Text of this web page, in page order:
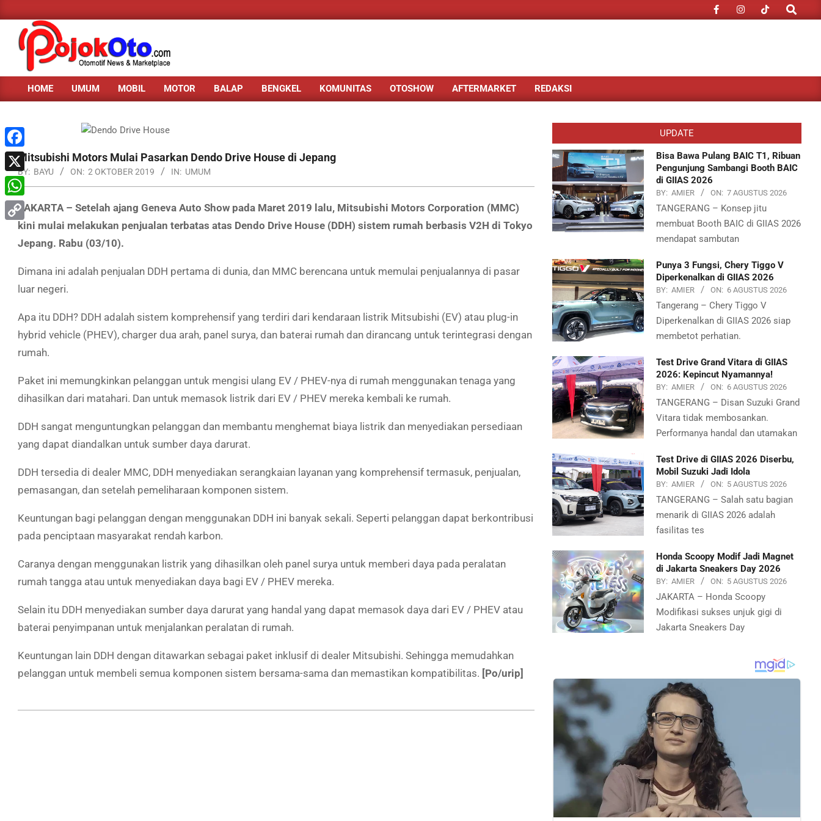
to
content
Search
Primary
Menu
HOME UMUM MOBIL MOTOR BALAP BENGKEL KOMUNITAS OTOSHOW AFTERMARKET REDAKSI
Mitsubishi Motors Mulai Pasarkan Dendo Drive House di Jepang
BY: BAYU ON: 2 OKTOBER 2019 IN: UMUM
JAKARTA – Setelah ajang Geneva Auto Show pada Maret 2019 lalu, Mitsubishi Motors Corporation (MMC)
kini mulai melakukan penjualan terbatas atas Dendo Drive House (DDH) sistem rumah berbasis V2H di Tokyo
Jepang. Rabu (03/10).
Dimana ini adalah penjualan DDH pertama di dunia, dan MMC berencana untuk memulai penjualannya di pasar
luar negeri.
Apa itu DDH? DDH adalah sistem komprehensif yang terdiri dari kendaraan listrik Mitsubishi (EV) atau plug-in
hybrid vehicle (PHEV), charger dua arah, panel surya, dan baterai rumah dan dirancang untuk terintegrasi dengan
rumah.
Paket ini memungkinkan pelanggan untuk mengisi ulang EV / PHEV-nya di rumah menggunakan tenaga yang
dihasilkan dari matahari. Dan untuk memasok listrik dari EV / PHEV mereka kembali ke rumah.
DDH sangat menguntungkan pelanggan dan membantu menghemat biaya listrik dan menyediakan persediaan
yang dapat diandalkan untuk sumber daya darurat.
DDH tersedia di dealer MMC, DDH menyediakan serangkaian layanan yang komprehensif termasuk, penjualan,
pemasangan, dan setelah pemeliharaan komponen sistem.
Keuntungan bagi pelanggan dengan menggunakan DDH ini banyak sekali. Seperti pelanggan dapat berkontribusi
pada penciptaan masyarakat rendah karbon.
Caranya dengan menggunakan listrik yang dihasilkan oleh panel surya untuk memberi daya pada peralatan
rumah tangga atau untuk menyediakan daya bagi EV / PHEV mereka.
Selain itu DDH menyediakan sumber daya darurat yang handal yang dapat memasok daya dari EV / PHEV atau
baterai penyimpanan untuk menjalankan peralatan di rumah.
Keuntungan lain DDH dengan ditawarkan sebagai paket inklusif di dealer Mitsubishi. Sehingga memudahkan
pelanggan untuk membeli semua komponen sistem bersama-sama dan memastikan kompatibilitas. [Po/urip]
UPDATE
Bisa Bawa Pulang BAIC T1, Ribuan
Pengunjung Sambangi Booth BAIC
di GIIAS 2026
BY: AMIER ON: 7 AGUSTUS 2026
TANGERANG – Konsep jitu
membuat Booth BAIC di GIIAS 2026
mendapat sambutan
Punya 3 Fungsi, Chery Tiggo V
Diperkenalkan di GIIAS 2026
BY: AMIER ON: 6 AGUSTUS 2026
Tangerang – Chery Tiggo V
Diperkenalkan di GIIAS 2026 siap
membetot perhatian.
Test Drive Grand Vitara di GIIAS
2026: Kepincut Nyamannya!
BY: AMIER ON: 6 AGUSTUS 2026
TANGERANG – Disan Suzuki Grand
Vitara tidak membosankan.
Performanya handal dan utamakan
Test Drive di GIIAS 2026 Diserbu,
Mobil Suzuki Jadi Idola
BY: AMIER ON: 5 AGUSTUS 2026
TANGERANG – Salah satu bagian
menarik di GIIAS 2026 adalah
fasilitas tes
Honda Scoopy Modif Jadi Magnet
di Jakarta Sneakers Day 2026
BY: AMIER ON: 5 AGUSTUS 2026
JAKARTA – Honda Scoopy
Modifikasi sukses unjuk gigi di
Jakarta Sneakers Day
Facebook
X
WhatsApp
Copy
Link